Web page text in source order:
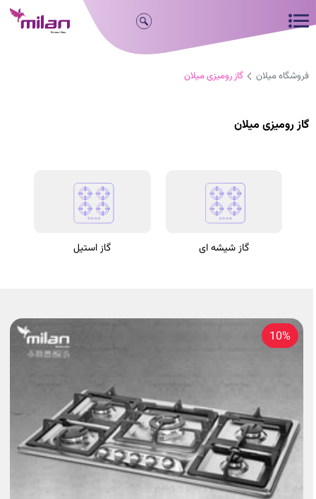
فروشگاه میلان گاز رومیزی میلان
گاز رومیزی میلان
گاز شیشه ای گاز استیل
10%